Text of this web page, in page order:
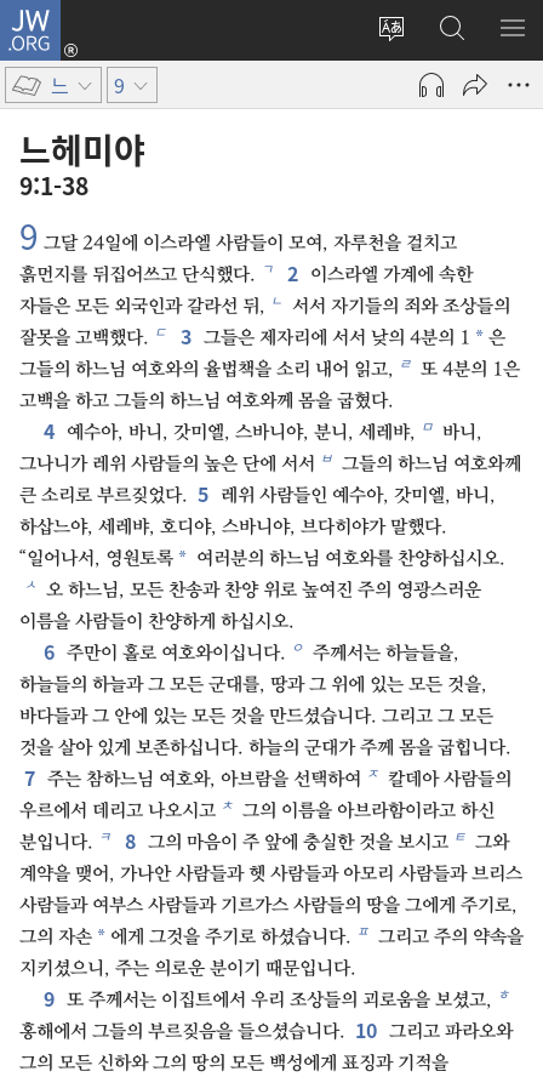
JW.ORG
사이트
언어
변경
로그인
(새로운
열기)
JW.ORG
검색
메
느 9
느헤미야
9:1-38
9 그달 24일에 이스라엘 사람들이 모여, 자루천을 걸치고
흙먼지를 뒤집어쓰고 단식했다. ㄱ 2
이스라엘 가계에 속한
자들은 모든 외국인과 갈라선 뒤, ㄴ 서서 자기들의 죄와 조상들의
잘못을 고백했다. ㄷ 3 그들은 제자리에 서서 낮의 4분의 1 * 은
그들의 하느님 여호와의 율법책을 소리 내어 읽고, ㄹ 또 4분의 1은
고백을 하고 그들의 하느님 여호와께 몸을 굽혔다.
4 예수아, 바니, 갓미엘, 스바니야, 분니, 세레뱌, ㅁ 바니,
그나니가 레위 사람들의 높은 단에 서서 ㅂ 그들의 하느님 여호와께
큰 소리로 부르짖었다. 5
레위 사람들인 예수아, 갓미엘, 바니,
하삽느야, 세레뱌, 호디야, 스바니야, 브다히야가 말했다.
“일어나서, 영원토록 * 여러분의 하느님 여호와를 찬양하십시오.
ㅅ 오 하느님, 모든 찬송과 찬양 위로 높여진 주의 영광스러운
이름을 사람들이 찬양하게 하십시오.
6 주만이 홀로 여호와이십니다. ㅇ 주께서는 하늘들을,
하늘들의 하늘과 그 모든 군대를, 땅과 그 위에 있는 모든 것을,
바다들과 그 안에 있는 모든 것을 만드셨습니다. 그리고 그 모든
것을 살아 있게 보존하십니다. 하늘의 군대가 주께 몸을 굽힙니다.
7 주는 참하느님 여호와, 아브람을 선택하여 ㅈ 칼데아 사람들의
우르에서 데리고 나오시고 ㅊ 그의 이름을 아브라함이라고 하신
분입니다. ㅋ 8 그의 마음이 주 앞에 충실한 것을 보시고 ㅌ 그와
계약을 맺어, 가나안 사람들과 헷 사람들과 아모리 사람들과 브리스
사람들과 여부스 사람들과 기르가스 사람들의 땅을 그에게 주기로,
그의 자손 * 에게 그것을 주기로 하셨습니다. ㅍ 그리고 주의 약속을
지키셨으니, 주는 의로운 분이기 때문입니다.
9 또 주께서는 이집트에서 우리 조상들의 괴로움을 보셨고, ㅎ
홍해에서 그들의 부르짖음을 들으셨습니다. 10 그리고 파라오와
그의 모든 신하와 그의 땅의 모든 백성에게 표징과 기적을